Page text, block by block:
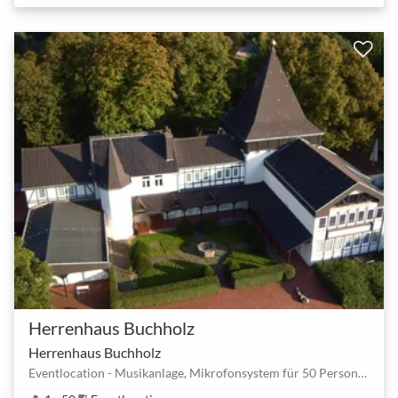
Herrenhaus Buchholz
Herrenhaus Buchholz
Eventlocation - Musikanlage, Mikrofonsystem für 50 Personen